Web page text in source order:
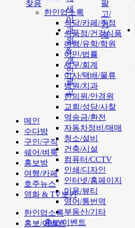
한인업소록
식당/카페/주점
식품점/건강식품
여행/유학/학원
이민/법률
세무/회계
이사/택배/물류
병원/치과
한의원/안경원
교회/성당/사찰
역송금/환전
자동차정비/매매
청소/설비
건축/시설
컴퓨터/CCTV
인쇄/디자인
인터넷/홈페이지
미용/뷰티
영어/통번역
부동산/기타
홍보/이벤트
찾음
세
이
과
외
&
개
인
광
고
팔
고/
거
래
메인
수다방
구인/구직
쉐어/벼룩
홍보방
여행/카페
호주뉴스
영화 & TV보기
한인업소록
홍보/이벤트